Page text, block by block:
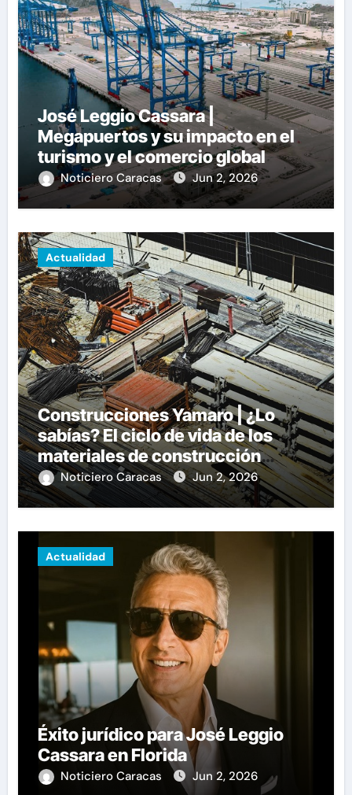
José Leggio Cassara |
Megapuertos y su impacto en el
turismo y el comercio global
Noticiero Caracas Jun 2, 2026
Actualidad
Construcciones Yamaro | ¿Lo
sabías? El ciclo de vida de los
materiales de construcción
revoluciona eficiencia en
proyectos modernos
Noticiero Caracas Jun 2, 2026
Actualidad
Éxito jurídico para José Leggio
Cassara en Florida
Noticiero Caracas Jun 2, 2026